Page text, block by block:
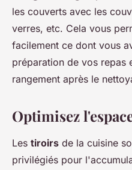
les couverts avec les
verres, etc. Cela vous
facilement ce dont vous
préparation de vos repas
rangement après le
Optimisez
Les tiroirs de la cuisine
privilégiés pour